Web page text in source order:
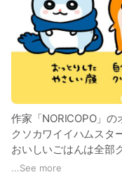
作家「NORICOPO」の
クソカワイイハムスタ
おいしいごはんは全部
欲望に忠実で、毎日楽
...See more